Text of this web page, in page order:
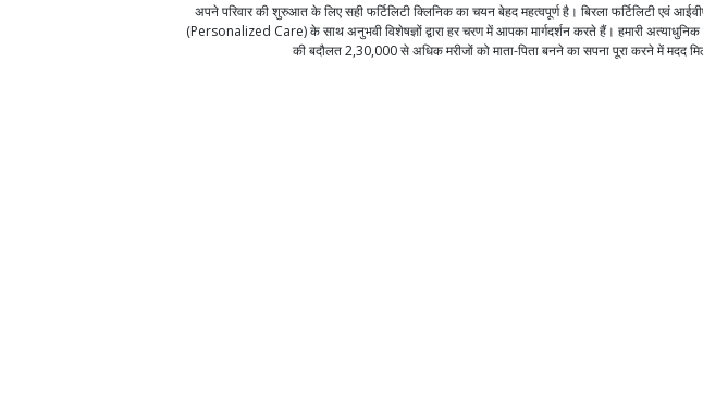
अपने परिवार की शुरुआत के लिए सही फर्टिलिटी क्लिनिक का चयन बेहद महत्वपूर्ण है। बिरला फर्टिलिटी एवं
(Personalized Care) के साथ अनुभवी विशेषज्ञों द्वारा हर चरण में आपका मार्गदर्शन करते हैं। हमारी
की बदौलत 2,30,000 से अधिक मरीजों को माता-पिता बनने का सपना पूरा करने में मदद